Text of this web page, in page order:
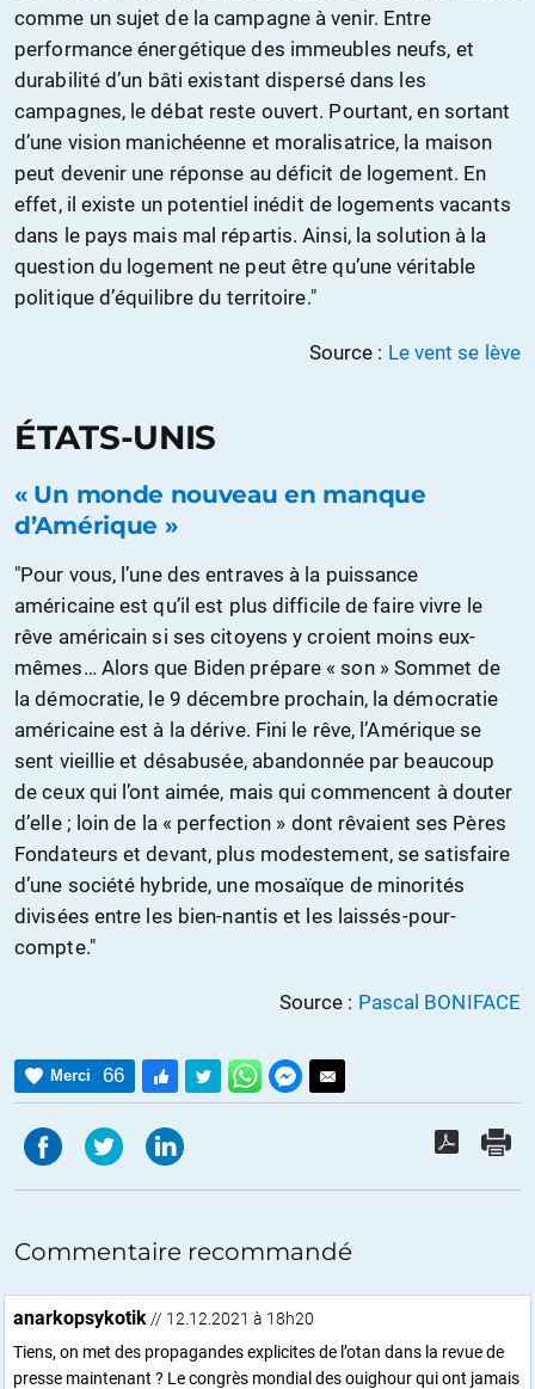
comme un sujet de la campagne à venir. Entre
performance énergétique des immeubles neufs, et
durabilité d’un bâti existant dispersé dans les
campagnes, le débat reste ouvert. Pourtant, en sortant
d’une vision manichéenne et moralisatrice, la maison
peut devenir une réponse au déficit de logement. En
effet, il existe un potentiel inédit de logements vacants
dans le pays mais mal répartis. Ainsi, la solution à la
question du logement ne peut être qu’une véritable
politique d’équilibre du territoire."
Source : Le vent se lève
ÉTATS-UNIS
« Un monde nouveau en manque
d’Amérique »
"Pour vous, l’une des entraves à la puissance
américaine est qu’il est plus difficile de faire vivre le
rêve américain si ses citoyens y croient moins eux-
mêmes… Alors que Biden prépare « son » Sommet de
la démocratie, le 9 décembre prochain, la démocratie
américaine est à la dérive. Fini le rêve, l’Amérique se
sent vieillie et désabusée, abandonnée par beaucoup
de ceux qui l’ont aimée, mais qui commencent à douter
d’elle ; loin de la « perfection » dont rêvaient ses Pères
Fondateurs et devant, plus modestement, se satisfaire
d’une société hybride, une mosaïque de minorités
divisées entre les bien-nantis et les laissés-pour-
compte."
Source : Pascal BONIFACE
Merci 66
Commentaire recommandé
anarkopsykotik // 12.12.2021 à 18h20
Tiens, on met des propagandes explicites de l’otan dans la revue de
presse maintenant ? Le congrès mondial des ouighour qui ont jamais